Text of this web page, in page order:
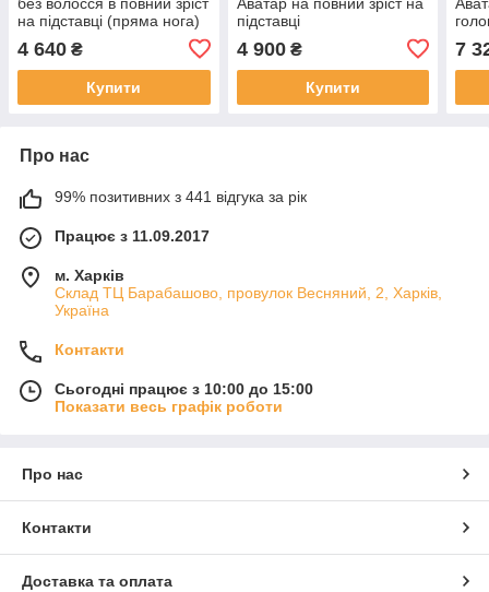
на підставці (пряма нога)
4 640 ₴
Купити
підставці
4 900₴
Купити
7
Про нас
99% позитивних з 441 відгука за рік
Працює з 11.09.2017
м. Харків
Склад ТЦ Барабашово, провулок Весняний, 2, Харків,
Україна
Контакти
Сьогодні працює з 10:00 до 15:00
Показати весь графік роботи
Про нас
Контакти
Доставка та оплата